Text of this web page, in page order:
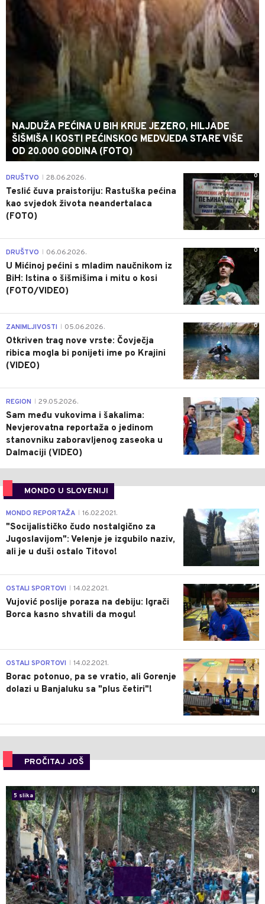
NAJDUŽA PEĆINA U BIH KRIJE JEZERO, HILJADE
ŠIŠMIŠA I KOSTI PEĆINSKOG MEDVJEDA STARE VIŠE
OD 20.000 GODINA (FOTO)
0
DRUŠTVO 28.06.2026.
Teslić čuva praistoriju: Rastuška pećina
kao svjedok života neandertalaca
(FOTO)
0
DRUŠTVO 06.06.2026.
U Mićinoj pećini s mladim naučnikom iz
BiH: Istina o šišmišima i mitu o kosi
(FOTO/VIDEO)
0
ZANIMLJIVOSTI 05.06.2026.
Otkriven trag nove vrste: Čovječja
ribica mogla bi ponijeti ime po Krajini
(VIDEO)
0
REGION 29.05.2026.
Sam među vukovima i šakalima:
Nevjerovatna reportaža o jedinom
stanovniku zaboravljenog zaseoka u
Dalmaciji (VIDEO)
MONDO U SLOVENIJI
4
MONDO REPORTAŽA 16.02.2021.
"Socijalističko čudo nostalgično za
Jugoslavijom": Velenje je izgubilo naziv,
ali je u duši ostalo Titovo!
1
OSTALI SPORTOVI 14.02.2021.
Vujović poslije poraza na debiju: Igrači
Borca kasno shvatili da mogu!
3
OSTALI SPORTOVI 14.02.2021.
Borac potonuo, pa se vratio, ali Gorenje
dolazi u Banjaluku sa "plus četiri"!
PROČITAJ JOŠ
5 slika
0